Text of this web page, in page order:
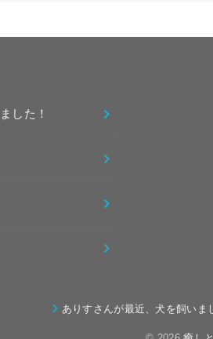
した！
ありすさんが最近、犬を飼いま